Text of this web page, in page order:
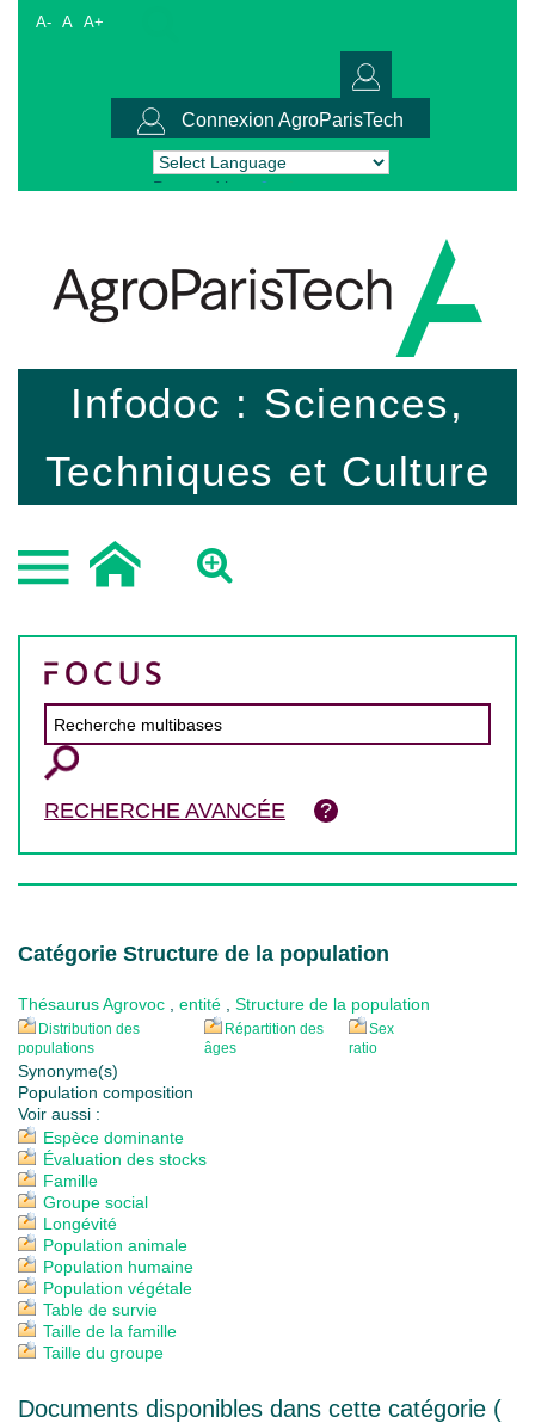
A- A A+
Connexion AgroParisTech
Powered by Translate
Infodoc : Sciences,
Techniques et Culture
RECHERCHE AVANCÉE
Catégorie Structure de la population
Thésaurus Agrovoc entité Structure de la population
Distribution des
populations
Répartition des
âges
Sex
ratio
Synonyme(s)
Population composition
Voir aussi :
Espèce dominante
Évaluation des stocks
Famille
Groupe social
Longévité
Population animale
Population humaine
Population végétale
Table de survie
Taille de la famille
Taille du groupe
Documents disponibles dans cette catégorie (